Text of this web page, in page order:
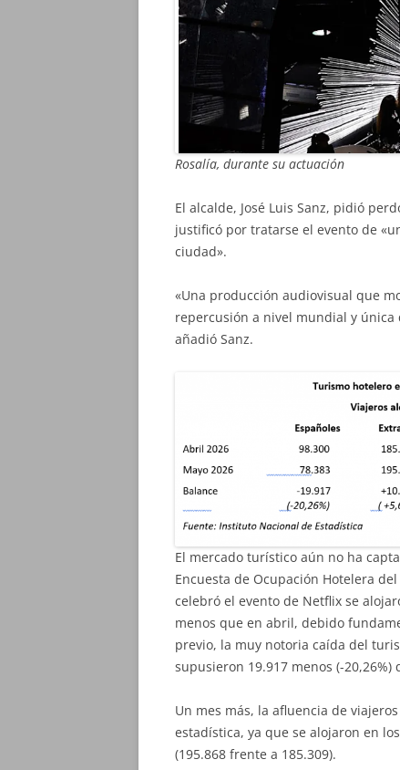
Rosalía, durante su actuación
El alcalde, José Luis Sanz, pidió
justificó por tratarse el evento de
ciudad».
«Una producción audiovisual que
repercusión a nivel mundial y única
añadió Sanz.
El mercado turístico aún no ha
Encuesta de Ocupación Hotelera
celebró el evento de Netflix se
menos que en abril, debido
previo, la muy notoria caída del
supusieron 19.917 menos (-20,26%)
Un mes más, la afluencia de
estadística, ya que se alojaron en
(195.868 frente a 185.309).